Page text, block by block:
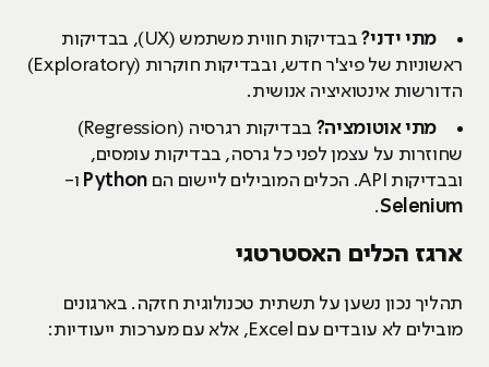
מתי ידני?
בבדיקות חווית משתמש (UX), בבדיקות
ראשוניות של פיצ'ר חדש, ובבדיקות חוקרות (Exploratory)
הדורשות אינטואיציה אנושית.
מתי אוטומציה?
בבדיקות רגרסיה (Regression)
שחוזרות על עצמן לפני כל גרסה, בבדיקות עומסים,
ובבדיקות API. הכלים המובילים ליישום הם
Python ו-
Selenium
.
ארגז הכלים האסטרטגי
תהליך נכון נשען על תשתית טכנולוגית חזקה. בארגונים
מובילים לא עובדים עם Excel, אלא עם מערכות ייעודיות: